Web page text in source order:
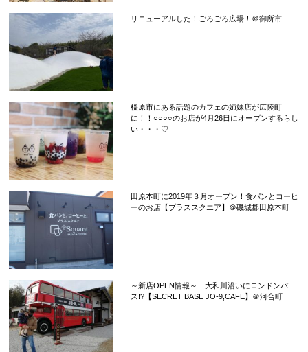
リニューアルした！ごろごろ広場！＠御所市
橿原市にある話題のカフェの姉妹店が広陵町
に！！○○○○のお店が4月26日にオープンするらし
い・・・♡
田原本町に2019年３月オープン！食パンとコーヒ
ーのお店【プラススクエア】＠磯城郡田原本町
～新店OPEN情報～ 大和川沿いにロンドンバ
ス!?【SECRET BASE JO-9,CAFE】＠河合町